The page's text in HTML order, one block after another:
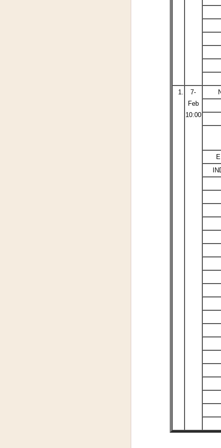
1.
7-
Feb
10:00